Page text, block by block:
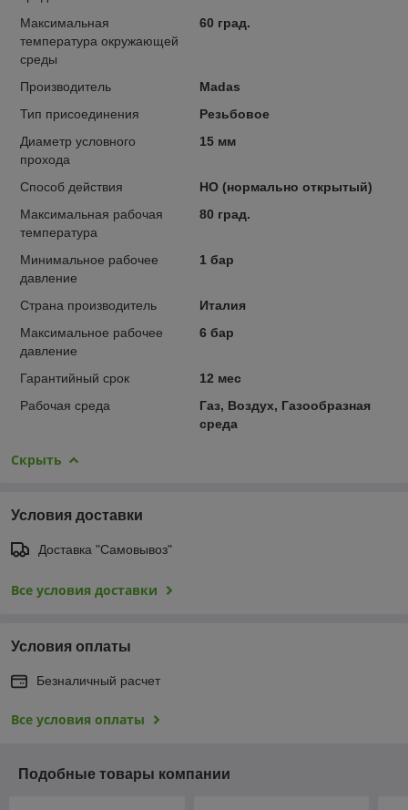
Максимальная
температура окружающей
среды
60 град.
Производитель
Madas
Тип присоединения
Резьбовое
Диаметр условного
прохода
15 мм
Способ действия
НО (нормально открытый)
Максимальная рабочая
температура
80 град.
Минимальное рабочее
давление
1 бар
Страна производитель
Италия
Максимальное рабочее
давление
6 бар
Гарантийный срок
12 мес
Рабочая среда
Газ, Воздух, Газообразная
среда
Скрыть
Условия доставки
Доставка "Самовывоз"
Все условия доставки
Условия оплаты
Безналичный расчет
Все условия оплаты
Подобные товары компании